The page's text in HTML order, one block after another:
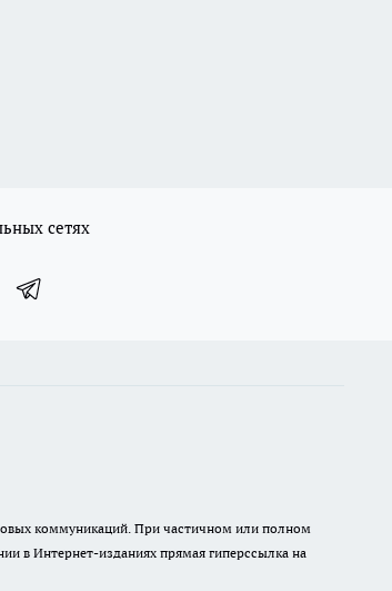
сетях
коммуникаций. При частичном или полном
в Интернет-изданиях прямая гиперссылка на